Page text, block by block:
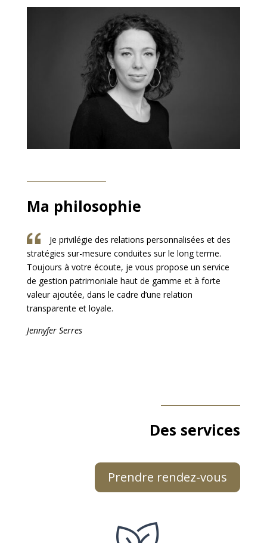
Ma philosophie
Je privilégie des relations personnalisées et des
stratégies sur-mesure conduites sur le long terme.
Toujours à votre écoute, je vous propose un service
de gestion patrimoniale haut de gamme et à forte
valeur ajoutée, dans le cadre d’une relation
transparente et loyale.
Jennyfer Serres
Des services
Prendre rendez-vous